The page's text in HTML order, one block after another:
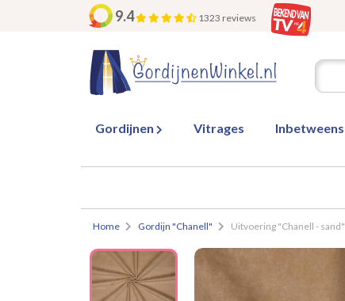
9.4 1323 reviews
Gordijnen Vitrages Inbetweens
Home Gordijn "Chanell" Uitvoering "Chanell - sand"